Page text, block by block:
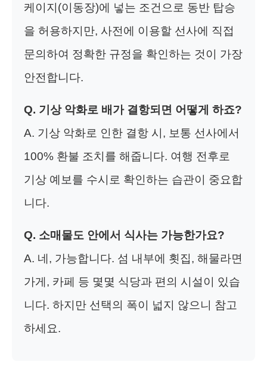
케이지(이동장)에 넣는 조건으로 동반 탑승
을 허용하지만, 사전에 이용할 선사에 직접
문의하여 정확한 규정을 확인하는 것이 가장
안전합니다.
Q. 기상 악화로 배가 결항되면 어떻게 하죠?
A. 기상 악화로 인한 결항 시, 보통 선사에서
100% 환불 조치를 해줍니다. 여행 전후로
기상 예보를 수시로 확인하는 습관이 중요합
니다.
Q. 소매물도 안에서 식사는 가능한가요?
A. 네, 가능합니다. 섬 내부에 횟집, 해물라면
가게, 카페 등 몇몇 식당과 편의 시설이 있습
니다. 하지만 선택의 폭이 넓지 않으니 참고
하세요.